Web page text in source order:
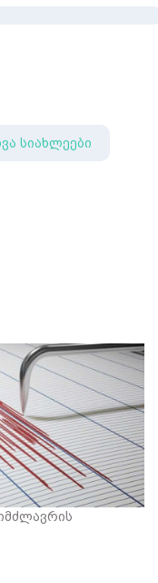
სიახლეები